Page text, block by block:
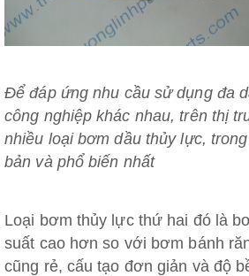
Để đáp ứng nhu cầu sử dụng đa
công nghiệp khác nhau, trên thị
nhiều loại bơm dầu thủy lực,
bản và phổ biến nhất
Loại bơm thủy lực thứ hai đó là
suất cao hơn so với bơm bánh
cũng rẻ, cấu tạo đơn giản và độ